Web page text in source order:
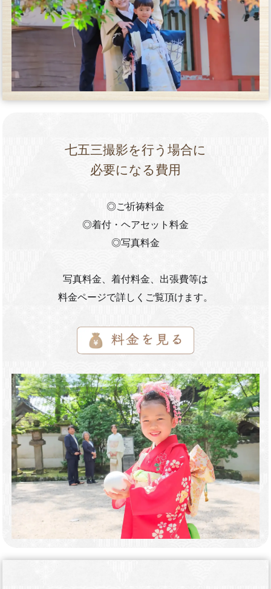
七五三撮影を行う場合に
必要になる費用
◎ご祈祷料金
◎着付・ヘアセット料金
◎写真料金
写真料金、着付料金、出張費等は
料金ページで詳しくご覧頂けます。